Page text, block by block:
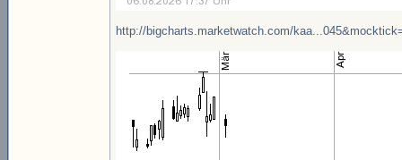
http://bigcharts.marketwatch.com/